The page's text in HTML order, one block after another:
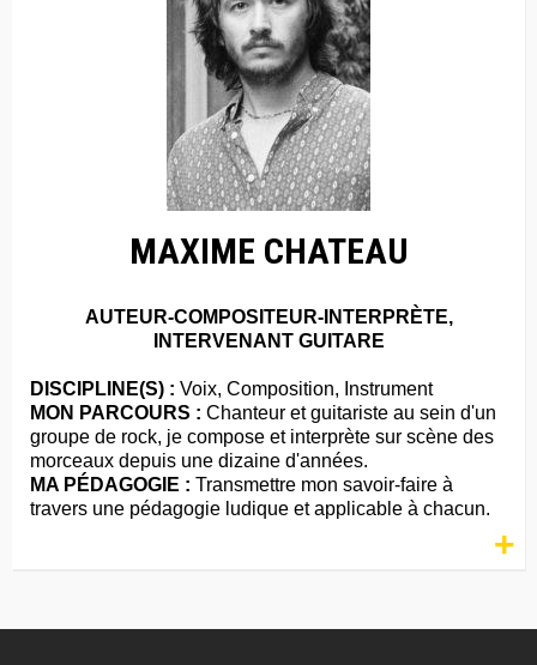
MAXIME CHATEAU
AUTEUR-COMPOSITEUR-INTERPRÈTE,
INTERVENANT GUITARE
DISCIPLINE(S) : Voix, Composition, Instrument
MON PARCOURS : Chanteur et guitariste au sein d'un
groupe de rock, je compose et interprète sur scène des
morceaux depuis une dizaine d'années.
MA PÉDAGOGIE : Transmettre mon savoir-faire à
travers une pédagogie ludique et applicable à chacun.
+